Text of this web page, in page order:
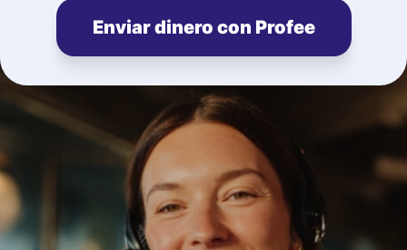
Enviar dinero con Profee